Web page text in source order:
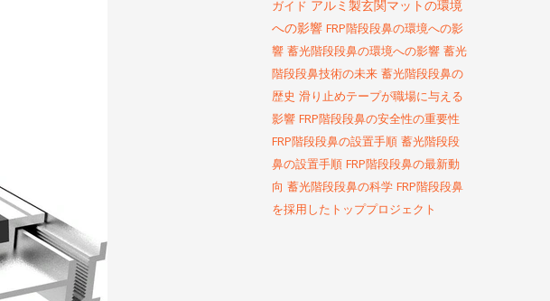
ガイド アルミ製玄関マットの環境
への影響 FRP階段段鼻の環境への影
響 蓄光階段段鼻の環境への影響 蓄光
階段段鼻技術の未来 蓄光階段段鼻の
歴史 滑り止めテープが職場に与える
影響 FRP階段段鼻の安全性の重要性
FRP階段段鼻の設置手順 蓄光階段段
鼻の設置手順 FRP階段段鼻の最新動
向 蓄光階段段鼻の科学 FRP階段段鼻
を採用したトッププロジェクト